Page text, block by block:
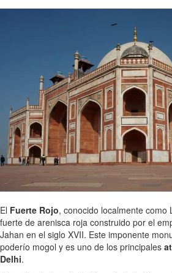
El Fuerte Rojo, conocido localmente como
fuerte de arenisca roja construido por el
Jahan en el siglo XVII. Este imponente
poderío mogol y es uno de los principales
Delhi.